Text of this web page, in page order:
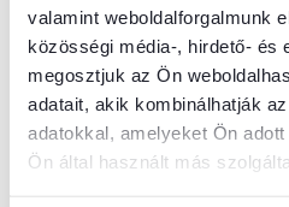
valamint weboldalforgalmunk
közösségi média-, hirdető- és
megosztjuk az Ön
adatait, akik kombinálhatják
adatokkal, amelyeket Ön
Ön által használt más
Méretek és specifikációk
Csomagolási információk